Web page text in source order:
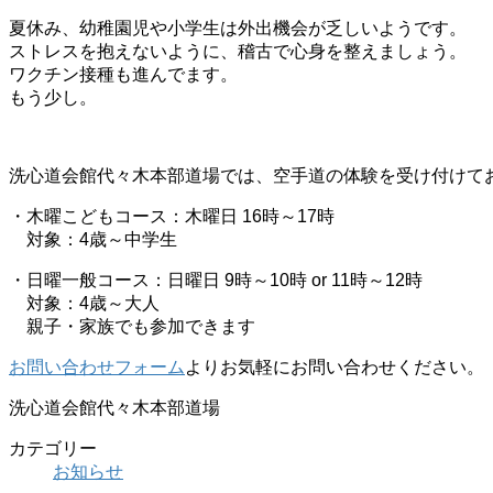
夏休み、幼稚園児や小学生は外出機会が乏しいようです。
ストレスを抱えないように、稽古で心身を整えましょう。
ワクチン接種も進んでます。
もう少し。
洗心道会館代々木本部道場では、空手道の体験を受け付けて
・木曜こどもコース：木曜日 16時～17時
対象：4歳～中学生
・日曜一般コース：日曜日 9時～10時 or 11時～12時
対象：4歳～大人
親子・家族でも参加できます
お問い合わせフォーム よりお気軽にお問い合わせください。
洗心道会館代々木本部道場
カテゴリー
お知らせ